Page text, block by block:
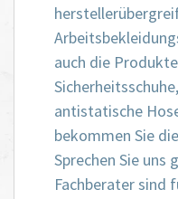
auch die
antistatische
bekommen Sie
Sprechen Sie uns
Fachberater sind